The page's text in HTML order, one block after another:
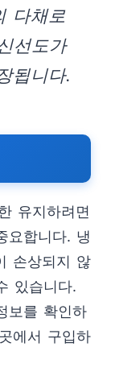
다채로
선도가
됩니다.
유지하려면
요합니다. 냉
손상되지 않
있습니다.
보를 확인하
에서 구입하